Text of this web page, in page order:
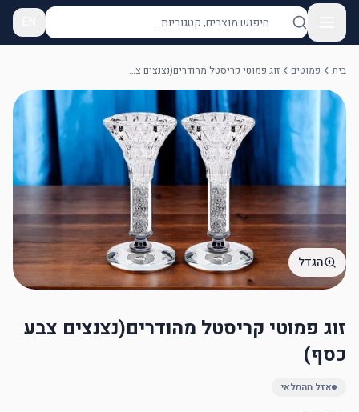
בית פמוטים זוג פמוטי קריסטל מהודרים(נצנצים צבע כסף)
הגדל
זוג פמוטי קריסטל מהודרים(נצנצים צבע
כסף)
אזל מהמלאי